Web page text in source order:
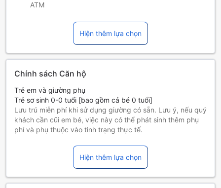
ATM
Hiện thêm lựa chọn
Chính sách Căn hộ
Trẻ em và giường phụ
Trẻ sơ sinh 0-0 tuổi [bao gồm cả bé 0 tuổi]
Lưu trú miễn phí khi sử dụng giường có sẵn. Lưu ý, nếu quý
khách cần cũi em bé, việc này có thể phát sinh thêm phụ
phí và phụ thuộc vào tình trạng thực tế.
Ở miễn phí nếu sử dụng giường có sẵn.
Những khách từ 6 tuổi trở lên tính là người lớn
Giường phụ tùy thuộc vào loại phòng bạn chọn, xin vui lòng
kiểm tra thông tin phòng để biết thêm chi tiết.
Hiện thêm lựa chọn